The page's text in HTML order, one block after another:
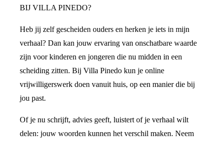
BIJ VILLA PINEDO?
Heb jij zelf gescheiden ouders en herken je iets in mijn
verhaal? Dan kan jouw ervaring van onschatbare waarde
zijn voor kinderen en jongeren die nu midden in een
scheiding zitten. Bij Villa Pinedo kun je online
vrijwilligerswerk doen vanuit huis, op een manier die bij
jou past.
Of je nu schrijft, advies geeft, luistert of je verhaal wilt
delen: jouw woorden kunnen het verschil maken. Neem